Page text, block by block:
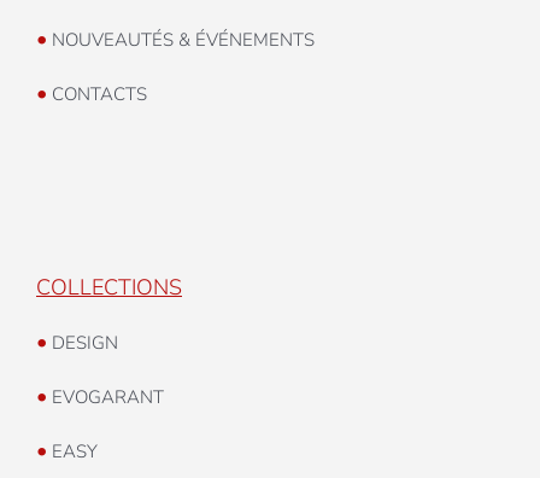
• NOUVEAUTÉS & ÉVÉNEMENTS
• CONTACTS
COLLECTIONS
• DESIGN
• EVOGARANT
• EASY